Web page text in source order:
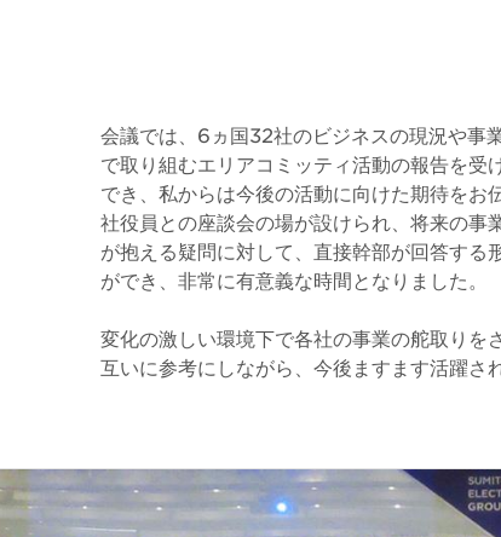
会議では、6ヵ国32社のビジネスの現況や事
で取り組むエリアコミッティ活動の報告を
でき、私からは今後の活動に向けた期待をお
社役員との座談会の場が設けられ、将来の事
が抱える疑問に対して、直接幹部が回答す
ができ、非常に有意義な時間となりました。
変化の激しい環境下で各社の事業の舵取りを
互いに参考にしながら、今後ますます活躍さ